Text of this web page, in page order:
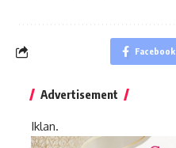
Facebook
Advertisement
Iklan.